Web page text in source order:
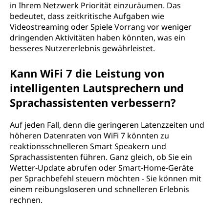
in Ihrem Netzwerk Priorität einzuräumen. Das
bedeutet, dass zeitkritische Aufgaben wie
Videostreaming oder Spiele Vorrang vor weniger
dringenden Aktivitäten haben könnten, was ein
besseres Nutzererlebnis gewährleistet.
Kann WiFi 7 die Leistung von
intelligenten Lautsprechern und
Sprachassistenten verbessern?
Auf jeden Fall, denn die geringeren Latenzzeiten und
höheren Datenraten von WiFi 7 könnten zu
reaktionsschnelleren Smart Speakern und
Sprachassistenten führen. Ganz gleich, ob Sie ein
Wetter-Update abrufen oder Smart-Home-Geräte
per Sprachbefehl steuern möchten - Sie können mit
einem reibungsloseren und schnelleren Erlebnis
rechnen.